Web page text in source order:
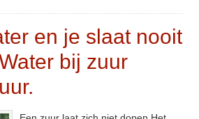
en je slaat nooit
bij zuur